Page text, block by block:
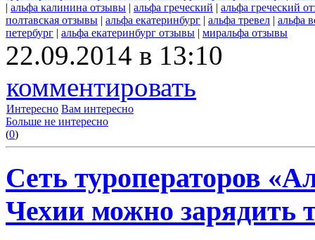
| альфа калинина отзывы | альфа греческий | альфа греческий
полтавская отзывы | альфа екатеринбург | альфа тревел | альфа
петербург | альфа екатеринбург отзывы | миральфа отзывы
22.09.2014 в 13:10
комментировать
Интересно Вам интересно
Больше не интересно
(0)
Сеть туроператоров
Чехии можно зарядить